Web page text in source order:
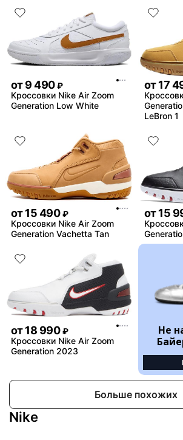
от9 490 ₽
Кроссовки Nike Air Zoom
Generation Low White
от17
LeBron 1
от15 490 ₽
Кроссовки Nike Air Zoom
Generation Vachetta Tan
от15
от18 990 ₽
Кроссовки Nike Air Zoom
Generation 2023
Не
Больше похожих
Nike